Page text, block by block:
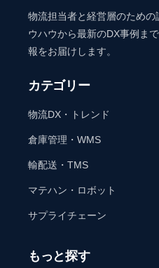
物流担当者と経営層のため
ウハウから最新のDX事例ま
報をお届けします。
カテゴリー
物流DX・トレンド
倉庫管理・WMS
輸配送・TMS
マテハン・ロボット
サプライチェーン
もっと探す